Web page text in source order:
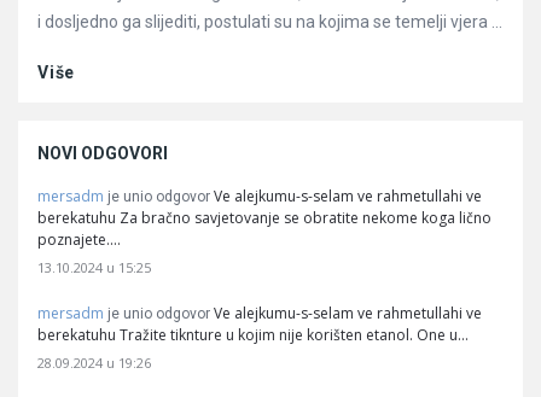
i dosljedno ga slijediti, postulati su na kojima se temelji vjera ...
Više
NOVI ODGOVORI
mersadm je unio odgovor Ve alejkumu-s-selam ve rahmetullahi ve
berekatuhu Za bračno savjetovanje se obratite nekome koga lično
poznajete.…
13.10.2024 u 15:25
mersadm je unio odgovor Ve alejkumu-s-selam ve rahmetullahi ve
berekatuhu Tražite tiknture u kojim nije korišten etanol. One u…
28.09.2024 u 19:26